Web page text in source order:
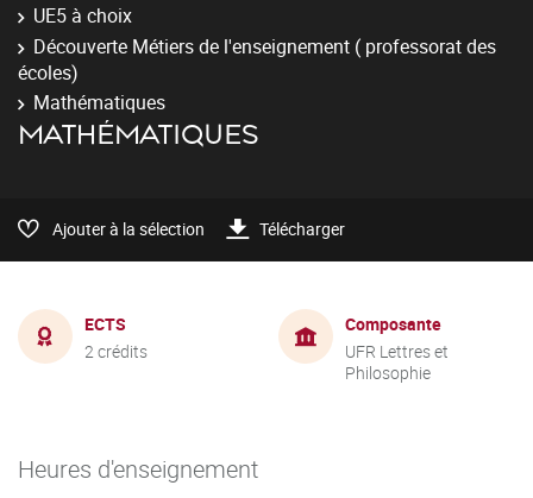
UE5 à choix
Découverte Métiers de l'enseignement ( professorat des
écoles)
Mathématiques
MATHÉMATIQUES
Ajouter à la sélection Télécharger
ECTS
2 crédits
Composante
UFR Lettres et
Philosophie
Heures d'enseignement